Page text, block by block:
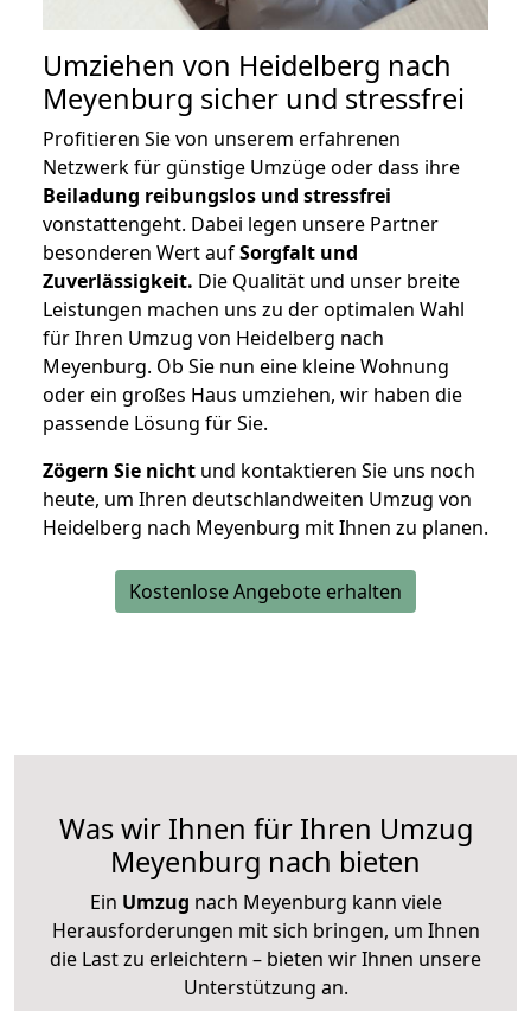
Umziehen von Heidelberg nach
Meyenburg sicher und stressfrei
Profitieren Sie von unserem erfahrenen
Netzwerk für günstige Umzüge oder dass ihre
Beiladung reibungslos und stressfrei
vonstattengeht. Dabei legen unsere Partner
besonderen Wert aufSorgfalt und
Zuverlässigkeit. Die Qualität und unser breite
Leistungen machen uns zu der optimalen Wahl
für Ihren Umzug von Heidelberg nach
Meyenburg. Ob Sie nun eine kleine Wohnung
oder ein großes Haus umziehen, wir haben die
passende Lösung für Sie.
Zögern Sie nicht und kontaktieren Sie uns noch
heute, um Ihren deutschlandweiten Umzug von
Heidelberg nach Meyenburg mit Ihnen zu planen.
Kostenlose Angebote erhalten
Was wir Ihnen für Ihren Umzug
Meyenburg nach bieten
Ein Umzug nach Meyenburg kann viele
Herausforderungen mit sich bringen, um Ihnen
die Last zu erleichtern – bieten wir Ihnen unsere
Unterstützung an.